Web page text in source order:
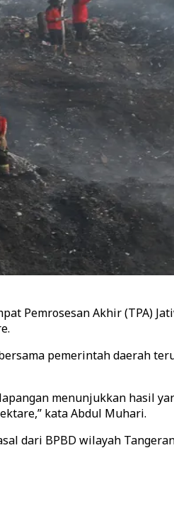
Pemrosesan Akhir (TPA)
pemerintah daerah
menunjukkan hasil
kata Abdul Muhari.
dari BPBD wilayah